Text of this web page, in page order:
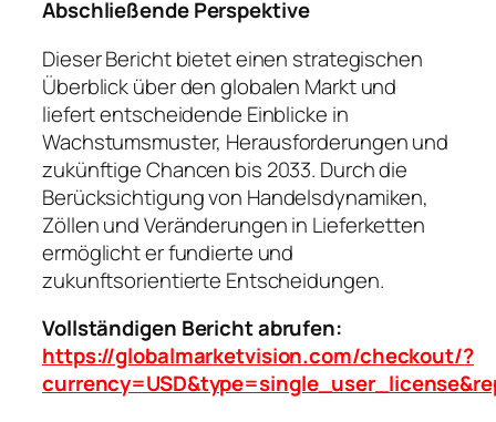
Abschließende Perspektive
Dieser Bericht bietet einen strategischen
Überblick über den globalen Markt und
liefert entscheidende Einblicke in
Wachstumsmuster, Herausforderungen und
zukünftige Chancen bis 2033. Durch die
Berücksichtigung von Handelsdynamiken,
Zöllen und Veränderungen in Lieferketten
ermöglicht er fundierte und
zukunftsorientierte Entscheidungen.
Vollständigen Bericht abrufen:
https://globalmarketvision.com/checkout/?